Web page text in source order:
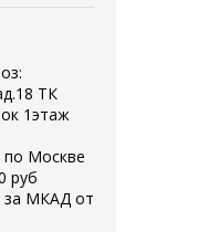
ТК
1этаж
по Москве
руб
за МКАД от